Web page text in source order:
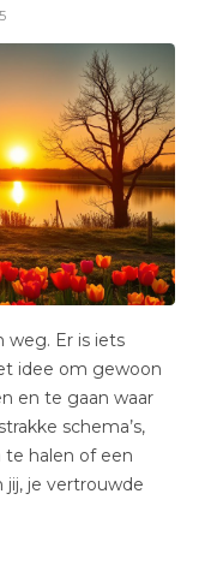
weg. Er is iets
idee om gewoon
en te gaan waar
schema’s,
halen of een
je vertrouwde